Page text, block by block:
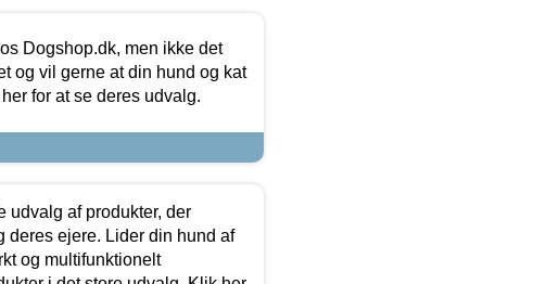
Dogshop.dk, men ikke det
og vil gerne at din hund og kat
for at se deres udvalg.
udvalg af produkter, der
ejere. Lider din hund af
og multifunktionelt